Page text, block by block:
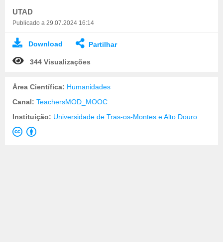
UTAD
Publicado a 29.07.2024 16:14
Download Partilhar
344 Visualizações
Área Científica: Humanidades
Canal: TeachersMOD_MOOC
Instituição: Universidade de Tras-os-Montes e Alto Douro